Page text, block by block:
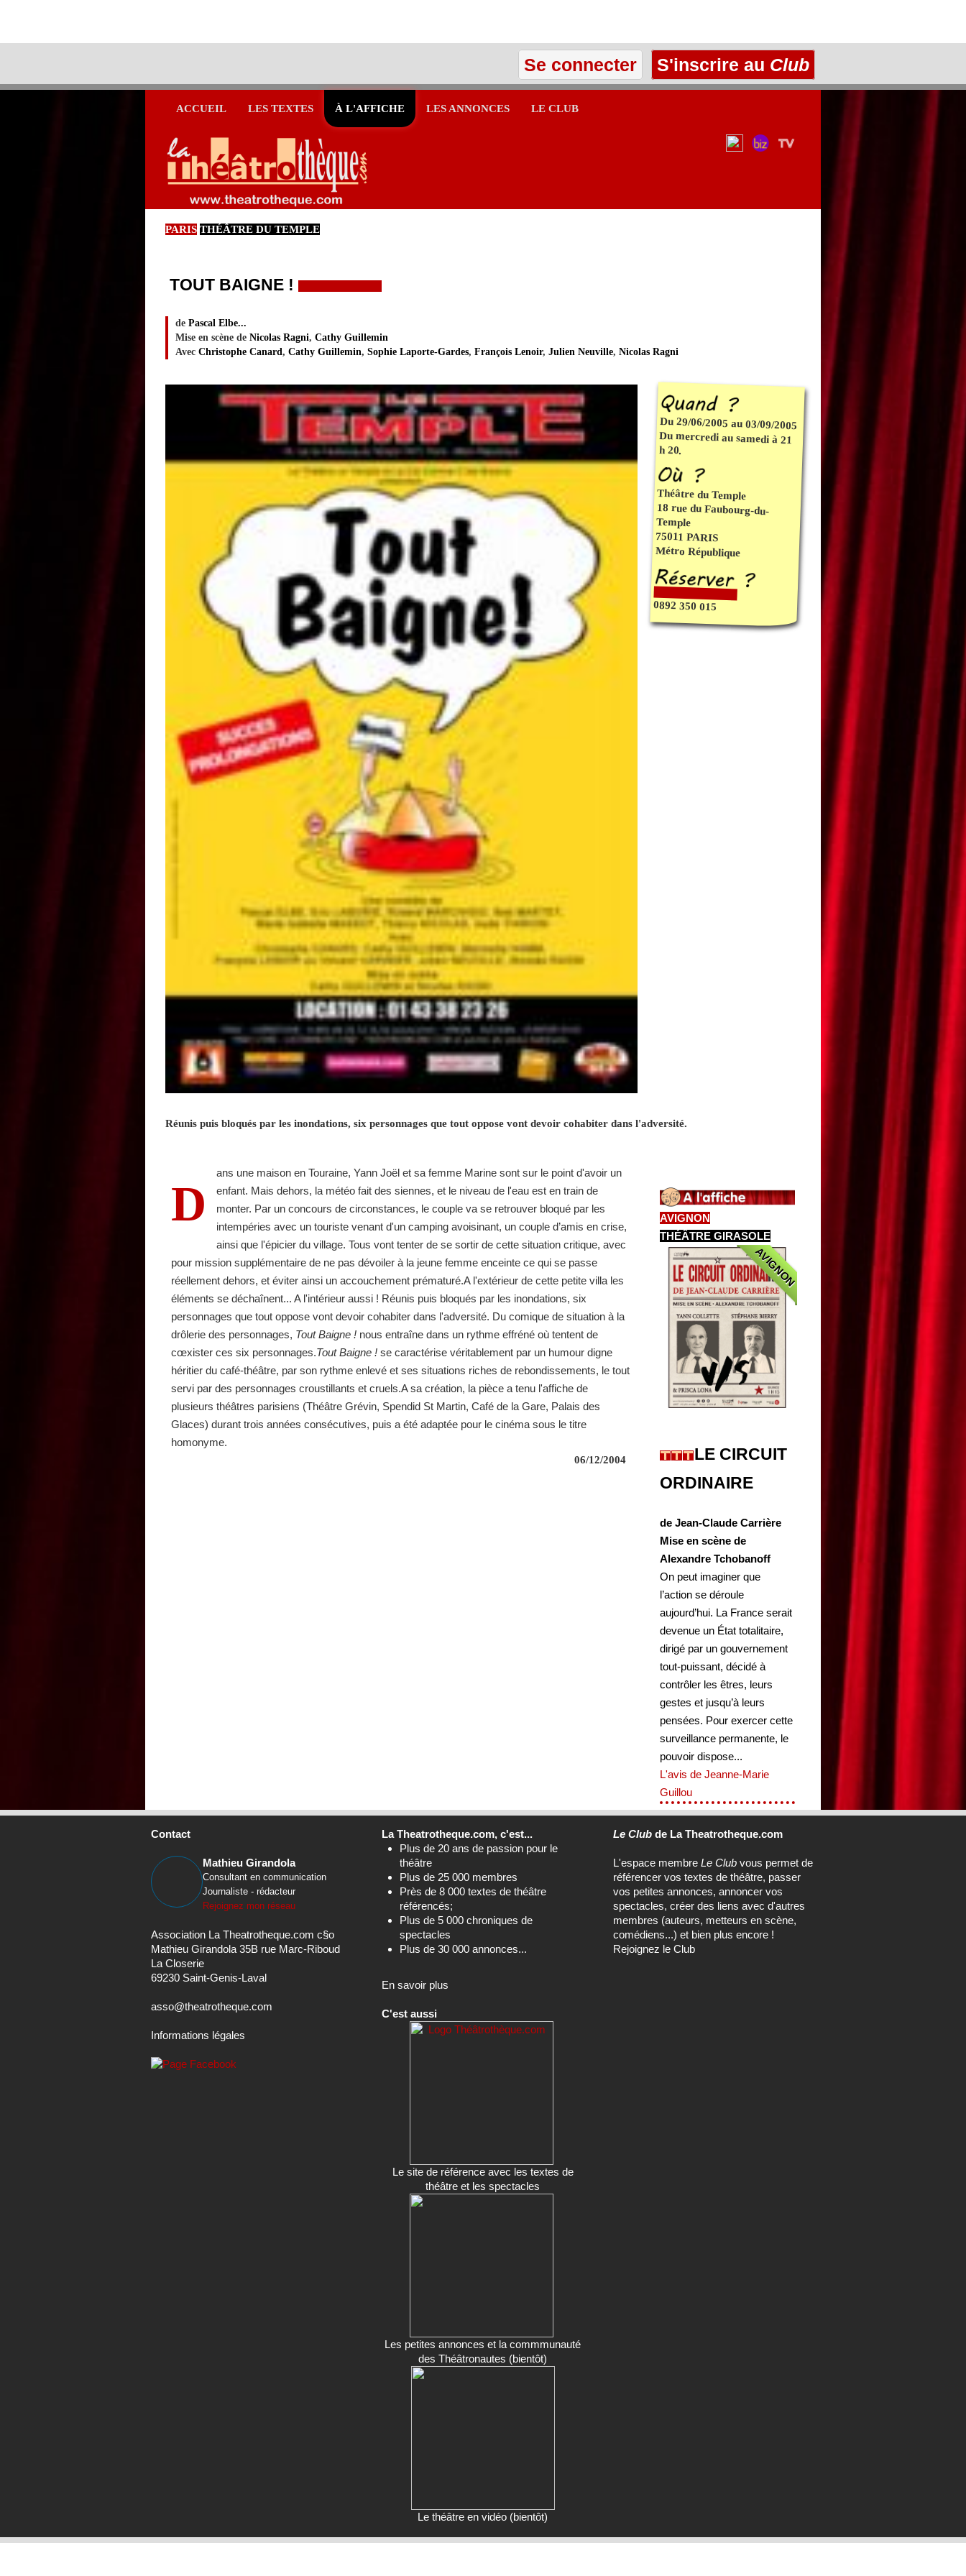
Se connecter S'inscrire au Club
ACCUEIL LES TEXTES À L'AFFICHE LES ANNONCES LE CLUB
PARIS THÉÂTRE DU TEMPLE
TOUT BAIGNE !
de Pascal Elbe...
Mise en scène de Nicolas Ragni, Cathy Guillemin
Avec Christophe Canard , Cathy Guillemin, Sophie Laporte-Gardes, François Lenoir, Julien Neuville, Nicolas Ragni
Du 29/06/2005 au 03/09/2005
Du mercredi au samedi à 21
h 20.
Théâtre du Temple
18 rue du Faubourg-du-
Temple
75011 PARIS
Métro République
0892 350 015
Réunis puis bloqués par les inondations, six personnages que tout oppose vont devoir cohabiter dans l'adversité.
D
ans une maison en Touraine, Yann Joël et sa femme Marine sont sur le point d'avoir un
enfant. Mais dehors, la météo fait des siennes, et le niveau de l'eau est en train de
monter. Par un concours de circonstances, le couple va se retrouver bloqué par les
intempéries avec un touriste venant d'un camping avoisinant, un couple d’amis en crise,
ainsi que l'épicier du village. Tous vont tenter de se sortir de cette situation critique, avec
pour mission supplémentaire de ne pas dévoiler à la jeune femme enceinte ce qui se passe
réellement dehors, et éviter ainsi un accouchement prématuré.A l'extérieur de cette petite villa les
éléments se déchaînent... A l'intérieur aussi ! Réunis puis bloqués par les inondations, six
personnages que tout oppose vont devoir cohabiter dans l'adversité. Du comique de situation à la
drôlerie des personnages, Tout Baigne ! nous entraîne dans un rythme effréné où tentent de
cœxister ces six personnages.Tout Baigne ! se caractérise véritablement par un humour digne
héritier du café-théâtre, par son rythme enlevé et ses situations riches de rebondissements, le tout
servi par des personnages croustillants et cruels.A sa création, la pièce a tenu l'affiche de
plusieurs théâtres parisiens (Théâtre Grévin, Spendid St Martin, Café de la Gare, Palais des
Glaces) durant trois années consécutives, puis a été adaptée pour le cinéma sous le titre
homonyme.
06/12/2004
AVIGNON
THÉÂTRE GIRASOLE
AVIGNON
LE CIRCUIT
ORDINAIRE
de Jean-Claude Carrière
Mise en scène de
Alexandre Tchobanoff
On peut imaginer que
l’action se déroule
aujourd’hui. La France serait
devenue un État totalitaire,
dirigé par un gouvernement
tout-puissant, décidé à
contrôler les êtres, leurs
gestes et jusqu’à leurs
pensées. Pour exercer cette
surveillance permanente, le
pouvoir dispose...
L'avis de Jeanne-Marie
Guillou
Contact
Mathieu Girandola
Consultant en communication
Journaliste - rédacteur
Rejoignez mon réseau
Association La Theatrotheque.com c§o
Mathieu Girandola 35B rue Marc-Riboud
La Closerie
69230 Saint-Genis-Laval
asso@theatrotheque.com
Informations légales
La Theatrotheque.com, c'est...
Plus de 20 ans de passion pour le
théâtre
Plus de 25 000 membres
Près de 8 000 textes de théâtre
référencés;
Plus de 5 000 chroniques de
spectacles
Plus de 30 000 annonces...
En savoir plus
C'est aussi
Le site de référence avec les textes de
théâtre et les spectacles
Les petites annonces et la commmunauté
des Théâtronautes (bientôt)
Le théâtre en vidéo (bientôt)
Le Clubde La Theatrotheque.com
L'espace membre Le Clubvous permet de
référencer vos textes de théâtre, passer
vos petites annonces, annoncer vos
spectacles, créer des liens avec d'autres
membres (auteurs, metteurs en scène,
comédiens...) et bien plus encore !
Rejoignez le Club